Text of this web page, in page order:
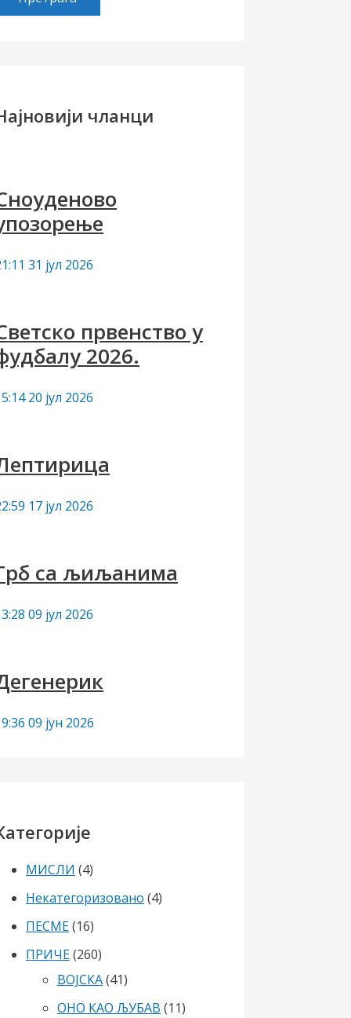
чланци
31 јул 2026
првенство у
2026.
20 јул 2026
17 јул 2026
са љиљанима
09 јул 2026
09 јун 2026
МИСЛИ (4)
Некатегоризовано (4)
ПЕСМЕ(16)
ПРИЧЕ(260)
ВОЈСКА(41)
ОНО КАО ЉУБАВ (11)